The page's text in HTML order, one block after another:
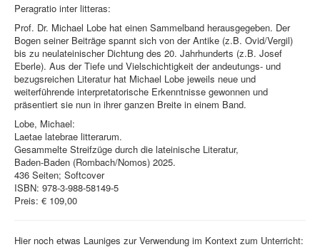
Peragratio inter litteras:
Prof. Dr. Michael Lobe hat einen Sammelband herausgegeben. Der
Bogen seiner Beiträge spannt sich von der Antike (z.B. Ovid/Vergil)
bis zu neulateinischer Dichtung des 20. Jahrhunderts (z.B. Josef
Eberle). Aus der Tiefe und Vielschichtigkeit der andeutungs- und
bezugsreichen Literatur hat Michael Lobe jeweils neue und
weiterführende interpretatorische Erkenntnisse gewonnen und
präsentiert sie nun in ihrer ganzen Breite in einem Band.
Lobe, Michael:
Laetae latebrae litterarum.
Gesammelte Streifzüge durch die lateinische Literatur,
Baden-Baden (Rombach/Nomos) 2025.
436 Seiten; Softcover
ISBN: 978-3-988-58149-5
Preis: € 109,00
Hier noch etwas Launiges zur Verwendung im Kontext zum Unterricht: